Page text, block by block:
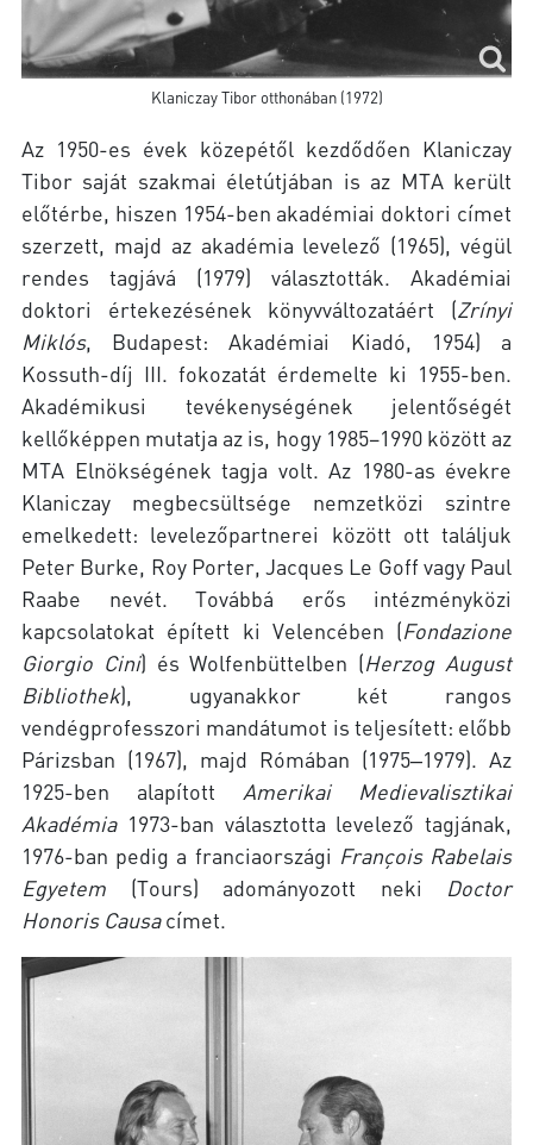
Klaniczay Tibor otthonában (1972)
Az 1950-es évek közepétől kezdődően Klaniczay
Tibor saját szakmai életútjában is az MTA került
előtérbe, hiszen 1954-ben akadémiai doktori címet
szerzett, majd az akadémia levelező (1965), végül
rendes tagjává (1979) választották. Akadémiai
doktori értekezésének könyvváltozatáért (Zrínyi
Miklós, Budapest: Akadémiai Kiadó, 1954) a
Kossuth-díj III. fokozatát érdemelte ki 1955-ben.
Akadémikusi tevékenységének jelentőségét
kellőképpen mutatja az is, hogy 1985–1990 között az
MTA Elnökségének tagja volt. Az 1980-as évekre
Klaniczay megbecsültsége nemzetközi szintre
emelkedett: levelezőpartnerei között ott találjuk
Peter Burke, Roy Porter, Jacques Le Goff vagy Paul
Raabe nevét. Továbbá erős intézményközi
kapcsolatokat épített ki Velencében (Fondazione
Giorgio Cini) és Wolfenbüttelben (Herzog August
Bibliothek), ugyanakkor két rangos
vendégprofesszori mandátumot is teljesített: előbb
Párizsban (1967), majd Rómában (1975‒1979). Az
1925-ben alapított Amerikai Medievalisztikai
Akadémia1973-ban választotta levelező tagjának,
1976-ban pedig a franciaországi François Rabelais
Egyetem (Tours) adományozott neki Doctor
Honoris Causacímet.